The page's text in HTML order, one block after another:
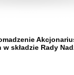
składzie Rady